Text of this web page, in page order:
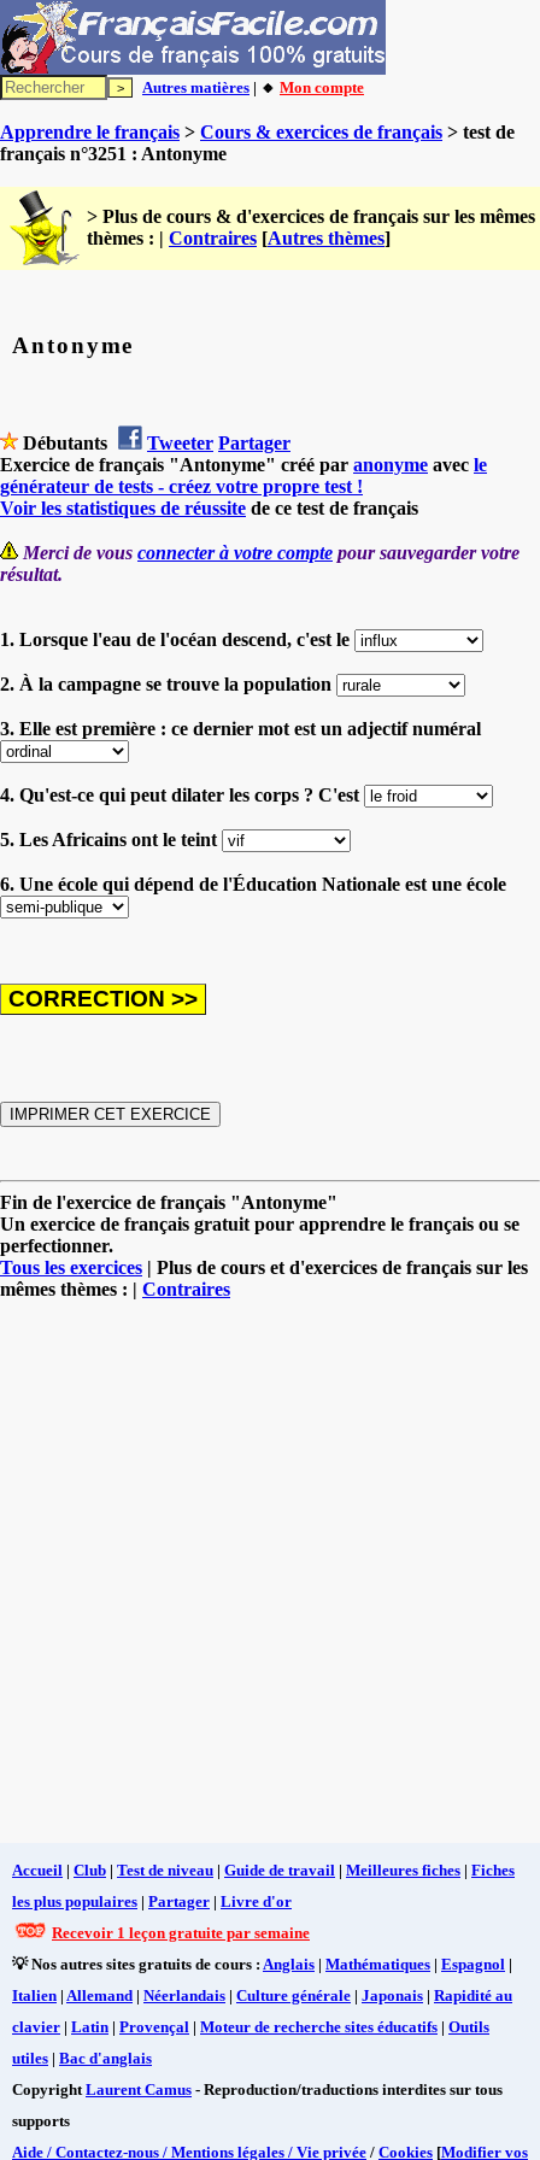
Autres matières | 🔸 Mon compte
Apprendre le français > Cours & exercices de français > test de
français n°3251 : Antonyme
> Plus de cours & d'exercices de français sur les mêmes
thèmes : | Contraires [Autres thèmes]
Antonyme
Débutants Tweeter Partager
Exercice de français "Antonyme" créé par anonyme avec le
générateur de tests - créez votre propre test !
Voir les statistiques de réussite de ce test de français
Merci de vous connecter à votre compte pour sauvegarder votre
résultat.
1. Lorsque l'eau de l'océan descend, c'est le
2. À la campagne se trouve la population
3. Elle est première : ce dernier mot est un adjectif numéral
4. Qu'est-ce qui peut dilater les corps ? C'est
5. Les Africains ont le teint
6. Une école qui dépend de l'Éducation Nationale est une école
Fin de l'exercice de français "Antonyme"
Un exercice de français gratuit pour apprendre le français ou se
perfectionner.
Tous les exercices | Plus de cours et d'exercices de français sur les
mêmes thèmes : | Contraires
Accueil | Club | Test de niveau | Guide de travail | Meilleures fiches | Fiches
les plus populaires | Partager | Livre d'or
Recevoir 1 leçon gratuite par semaine
💡 Nos autres sites gratuits de cours : Anglais | Mathématiques | Espagnol |
Italien | Allemand | Néerlandais | Culture générale | Japonais | Rapidité au
clavier | Latin | Provençal | Moteur de recherche sites éducatifs | Outils
utiles | Bac d'anglais
Copyright Laurent Camus - Reproduction/traductions interdites sur tous
supports
Aide / Contactez-nous / Mentions légales / Vie privée / Cookies [Modifier vos